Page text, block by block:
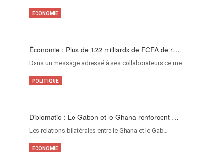
Économie : Plus de 122 milliards de FCFA de r…
Dans un message adressé à ses collaborateurs ce me…
ECONOMIE
Diplomatie : Le Gabon et le Ghana renforcent …
Les relations bilatérales entre le Ghana et le Gab…
POLITIQUE
ECONOMIE